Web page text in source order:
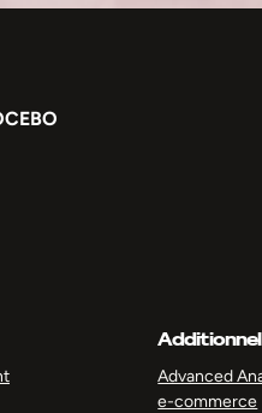
Additionnel
Advanced
e-commerce